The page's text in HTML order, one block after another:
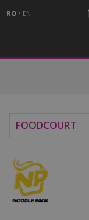
RO • EN
FOODCOURT